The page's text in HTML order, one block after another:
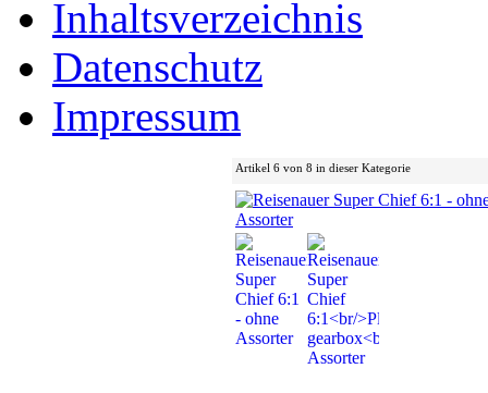
Inhaltsverzeichnis
Datenschutz
Impressum
Artikel 6 von 8 in dieser Kategorie